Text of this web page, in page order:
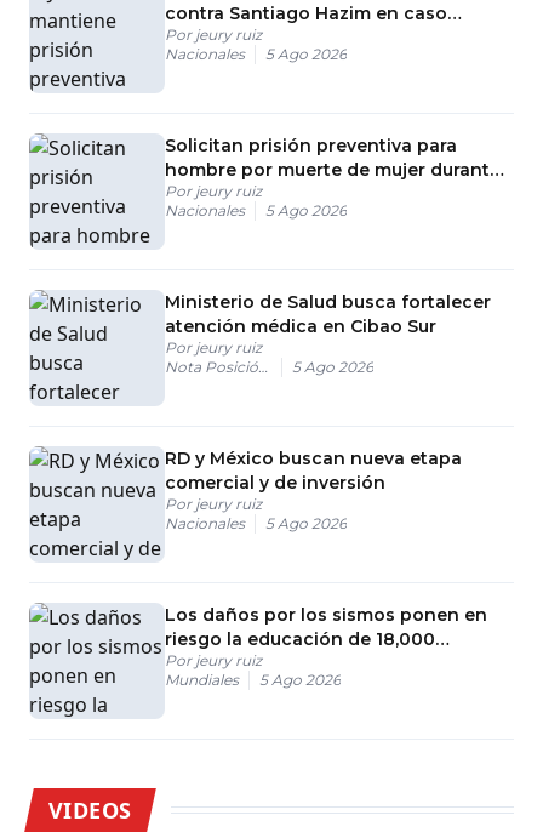
contra Santiago Hazim en caso
Senasa
Por jeury ruiz
Nacionales
5 Ago 2026
Solicitan prisión preventiva para
hombre por muerte de mujer durante
intento de robo en Piantini
Por jeury ruiz
Nacionales
5 Ago 2026
Ministerio de Salud busca fortalecer
atención médica en Cibao Sur
Por jeury ruiz
5 Ago 2026
RD y México buscan nueva etapa
comercial y de inversión
Por jeury ruiz
Nacionales
5 Ago 2026
Los daños por los sismos ponen en
riesgo la educación de 18,000
estudiantes en Venezuela
Por jeury ruiz
Mundiales
5 Ago 2026
VIDEOS